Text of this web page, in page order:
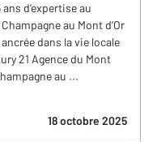
d’expertise au
au Mont d’Or
dans la vie locale
21 Agence du Mont
au ...
18 octobre 2025